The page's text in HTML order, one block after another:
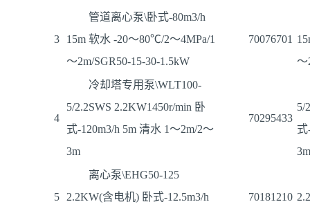
3
管道离心泵\卧式-80m3/h
15m 软水 -20～80℃/2～4MPa/1
～2m/SGR50-15-30-1.5kW
70076701
～
4
冷却塔专用泵\WLT100-
5/2.2SWS 2.2KW1450r/min 卧
式-120m3/h 5m 清水 1～2m/2～
3m
70295433
5/
式
3m
5
离心泵\EHG50-125
2.2KW(含电机) 卧式-12.5m3/h
70181210